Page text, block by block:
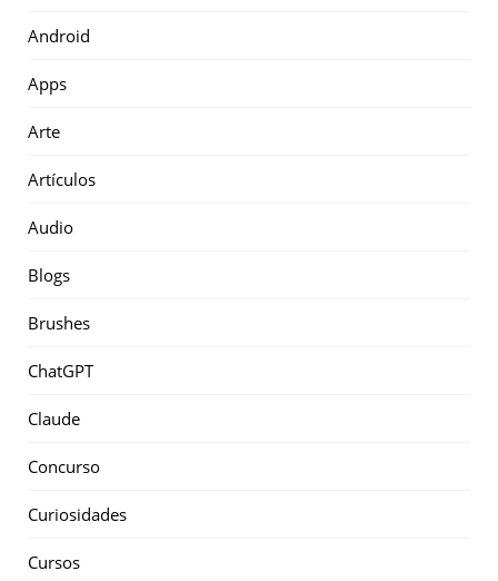
Android
Apps
Arte
Artículos
Audio
Blogs
Brushes
ChatGPT
Claude
Concurso
Curiosidades
Cursos